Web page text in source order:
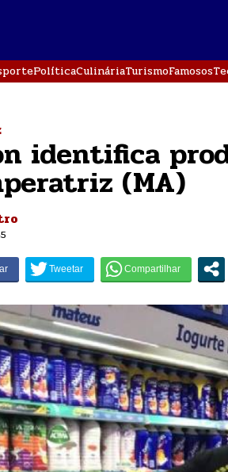
PolíticaCulináriaTurismoFamosos
identifica
(MA)